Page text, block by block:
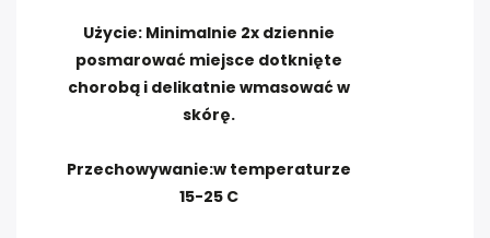
Użycie: Minimalnie 2x dziennie
posmarować miejsce dotknięte
chorobą i delikatnie wmasować w
skórę.
Przechowywanie:w temperaturze
15-25 C